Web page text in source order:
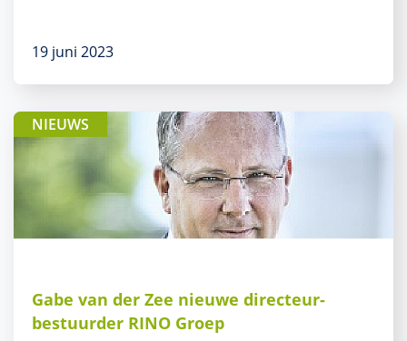
19 juni 2023
NIEUWS
Gabe van der Zee nieuwe directeur-
bestuurder RINO Groep